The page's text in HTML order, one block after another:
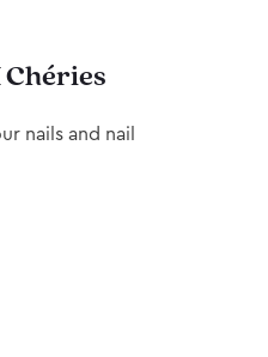
nails and nail